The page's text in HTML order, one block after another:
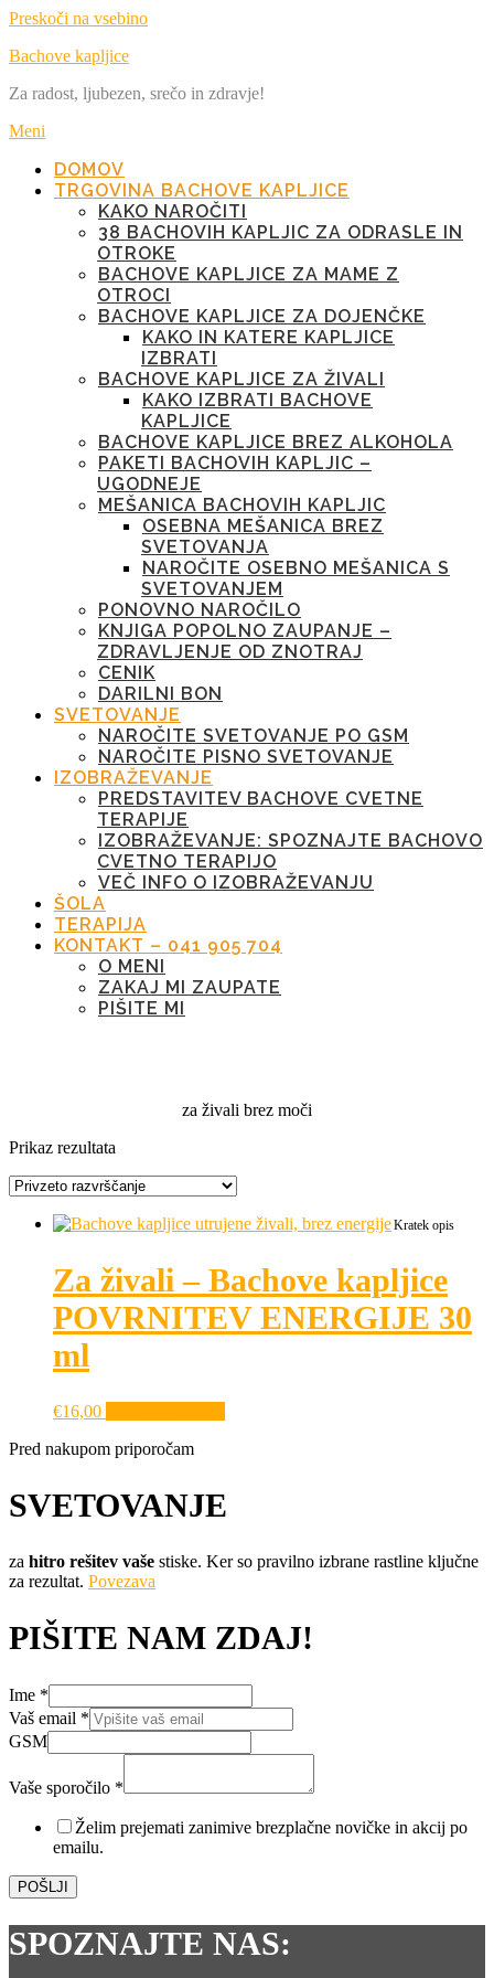
Preskoči na vsebino
Bachove kapljice
Za radost, ljubezen, srečo in zdravje!
Meni
DOMOV
TRGOVINA BACHOVE KAPLJICE
KAKO NAROČITI
38 BACHOVIH KAPLJIC ZA ODRASLE IN
OTROKE
BACHOVE KAPLJICE ZA MAME Z
OTROCI
BACHOVE KAPLJICE ZA DOJENČKE
KAKO IN KATERE KAPLJICE
IZBRATI
BACHOVE KAPLJICE ZA ŽIVALI
KAKO IZBRATI BACHOVE
KAPLJICE
BACHOVE KAPLJICE BREZ ALKOHOLA
PAKETI BACHOVIH KAPLJIC –
UGODNEJE
MEŠANICA BACHOVIH KAPLJIC
OSEBNA MEŠANICA BREZ
SVETOVANJA
NAROČITE OSEBNO MEŠANICA S
SVETOVANJEM
PONOVNO NAROČILO
KNJIGA POPOLNO ZAUPANJE –
ZDRAVLJENJE OD ZNOTRAJ
CENIK
DARILNI BON
SVETOVANJE
NAROČITE SVETOVANJE PO GSM
NAROČITE PISNO SVETOVANJE
IZOBRAŽEVANJE
PREDSTAVITEV BACHOVE CVETNE
TERAPIJE
IZOBRAŽEVANJE: SPOZNAJTE BACHOVO
CVETNO TERAPIJO
VEČ INFO O IZOBRAŽEVANJU
ŠOLA
TERAPIJA
KONTAKT – 041 905 704
O MENI
ZAKAJ MI ZAUPATE
PIŠITE MI
za živali brez moči
Prikaz rezultata
Kratek opis
Za živali – Bachove kapljice
POVRNITEV ENERGIJE 30
ml
€16,00
Pred nakupom priporočam
SVETOVANJE
za hitro rešitev vaše stiske. Ker so pravilno izbrane rastline ključne
za rezultat. Povezava
PIŠITE NAM ZDAJ!
GSM
email
sporočilo
Ime *
Vaš email *
GSM
Vaše sporočilo *
Želim prejemati zanimive brezplačne novičke in akcij po
emailu.
POŠLJI
SPOZNAJTE NAS: